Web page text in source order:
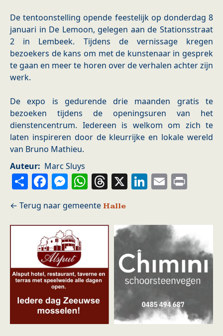
De tentoonstelling opende feestelijk op donderdag 8
januari in De Lemoon, gelegen aan de Stationsstraat
2 in Lembeek. Tijdens de vernissage kregen
bezoekers de kans om met de kunstenaar in gesprek
te gaan en meer te horen over de verhalen achter zijn
werk.
De expo is gedurende drie maanden gratis te
bezoeken tijdens de openingsuren van het
dienstencentrum. Iedereen is welkom om zich te
laten inspireren door de kleurrijke en lokale wereld
van Bruno Mathieu.
Auteur
Marc Sluys
ShareFacebook
Messenger
WhatsApp
Threads
X LinkedIn
Email
Halle